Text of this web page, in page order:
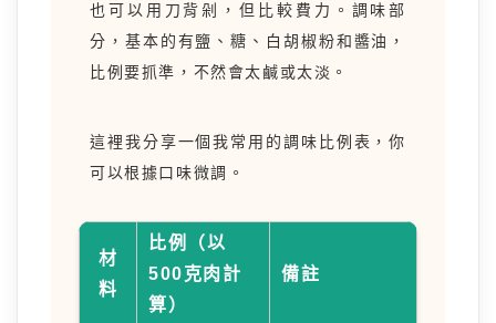
也可以用刀背剁，但比較費力。調味部
分，基本的有鹽、糖、白胡椒粉和醬油，
比例要抓準，不然會太鹹或太淡。
這裡我分享一個我常用的調味比例表，你
可以根據口味微調。
材
料
比例（以
500克肉計
算）
備註